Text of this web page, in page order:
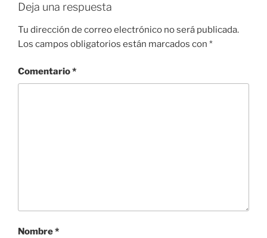
Deja una respuesta
Tu dirección de correo electrónico no será publicada.
Los campos obligatorios están marcados con *
Comentario*
Nombre*